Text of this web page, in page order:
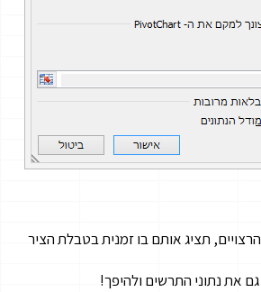
תציג אותם בו זמנית בטבלת הציר
את נתוני התרשים ולהיפך!